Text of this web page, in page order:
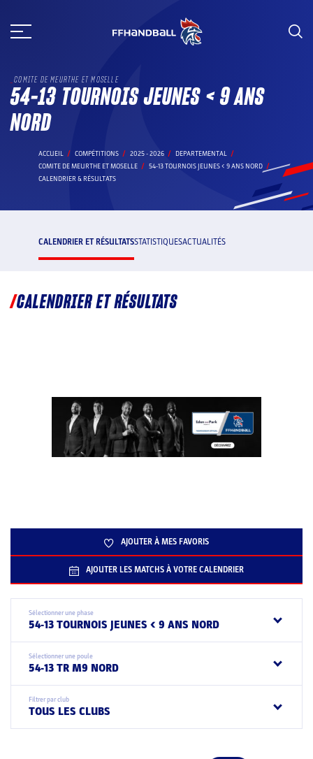
au
COMITE DE MEURTHE ET MOSELLE
54-13 TOURNOIS JEUNES < 9 ANS
NORD
ACCUEIL COMPÉTITIONS 2025 - 2026
DEPARTEMENTAL
COMITE DE MEURTHE ET MOSELLE
54-13 TOURNOIS JEUNES < 9 ANS NORD
CALENDRIER & RÉSULTATS
CALENDRIER ET RÉSULTATSSTATISTIQUESACTUALITÉS
CALENDRIER ET RÉSULTATS
AJOUTER À MES FAVORIS
AJOUTER LES MATCHS À VOTRE CALENDRIER
Sélectionner une phase
54-13 TOURNOIS JEUNES < 9 ANS NORD
Sélectionner une poule
54-13 TR M9 NORD
Filtrer par club
TOUS LES CLUBS